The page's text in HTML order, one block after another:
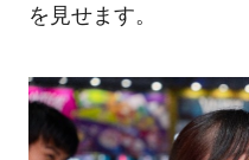
を見せます。